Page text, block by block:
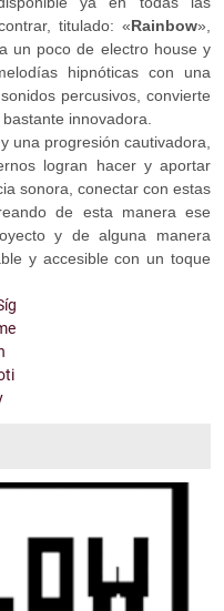
titulado: «Rainbow»,
un poco de electro house y
hipnóticas con una
percusivos, convierte
innovadora.
una progresión cautivadora,
logran hacer y aportar
sonora, conectar con estas
de esta manera ese
y de alguna manera
y accesible con un toque